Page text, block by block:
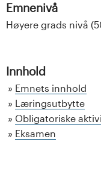
Emnenivå
Høyere grads nivå
Innhold
Emnets innhold
Læringsutbytte
Obligatoriske
Eksamen